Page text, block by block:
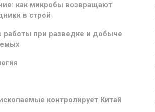
как микробы возвращают
в строй
работы при разведке и добыче
контролирует Китай